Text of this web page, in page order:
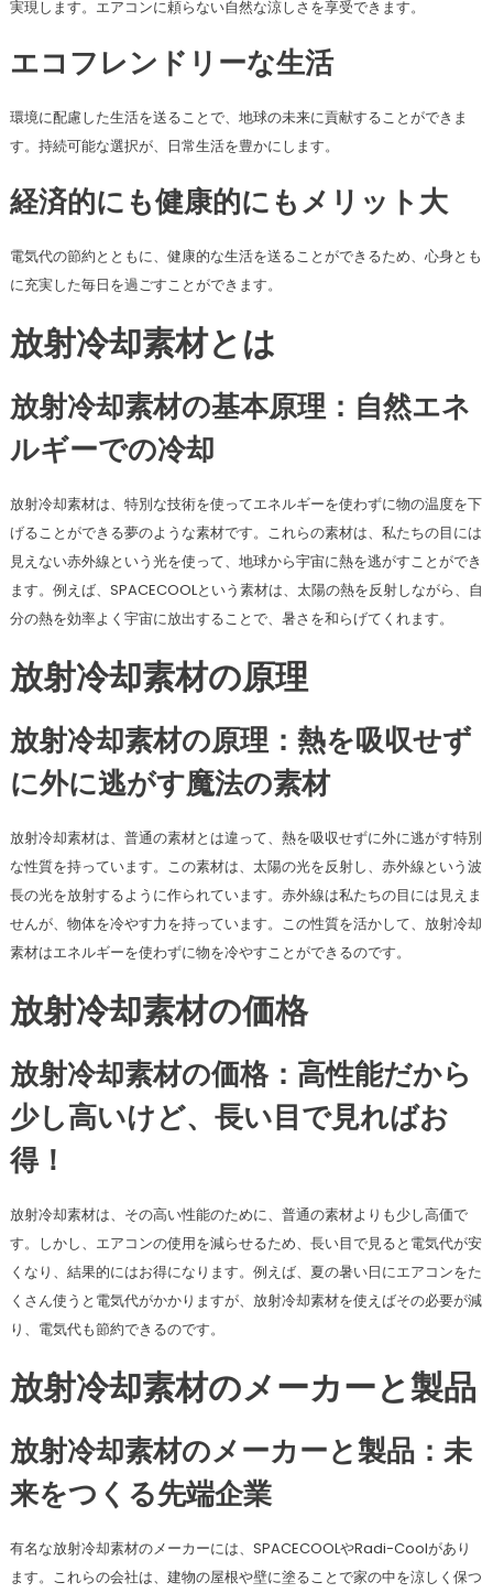
実現します。エアコンに頼らない自然な涼しさを享受できます。
エコフレンドリーな生活
環境に配慮した生活を送ることで、地球の未来に貢献することができま
す。持続可能な選択が、日常生活を豊かにします。
経済的にも健康的にもメリット大
電気代の節約とともに、健康的な生活を送ることができるため、心身とも
に充実した毎日を過ごすことができます。
放射冷却素材とは
放射冷却素材の基本原理：自然エネ
ルギーでの冷却
放射冷却素材は、特別な技術を使ってエネルギーを使わずに物の温度を下
げることができる夢のような素材です。これらの素材は、私たちの目には
見えない赤外線という光を使って、地球から宇宙に熱を逃がすことができ
ます。例えば、SPACECOOLという素材は、太陽の熱を反射しながら、自
分の熱を効率よく宇宙に放出することで、暑さを和らげてくれます。
放射冷却素材の原理
放射冷却素材の原理：熱を吸収せず
に外に逃がす魔法の素材
放射冷却素材は、普通の素材とは違って、熱を吸収せずに外に逃がす特別
な性質を持っています。この素材は、太陽の光を反射し、赤外線という波
長の光を放射するように作られています。赤外線は私たちの目には見えま
せんが、物体を冷やす力を持っています。この性質を活かして、放射冷却
素材はエネルギーを使わずに物を冷やすことができるのです。
放射冷却素材の価格
放射冷却素材の価格：高性能だから
少し高いけど、長い目で見ればお
得！
放射冷却素材は、その高い性能のために、普通の素材よりも少し高価で
す。しかし、エアコンの使用を減らせるため、長い目で見ると電気代が安
くなり、結果的にはお得になります。例えば、夏の暑い日にエアコンをた
くさん使うと電気代がかかりますが、放射冷却素材を使えばその必要が減
り、電気代も節約できるのです。
放射冷却素材のメーカーと製品
放射冷却素材のメーカーと製品：未
来をつくる先端企業
有名な放射冷却素材のメーカーには、SPACECOOLやRadi-Coolがあり
ます。これらの会社は、建物の屋根や壁に塗ることで家の中を涼しく保つ